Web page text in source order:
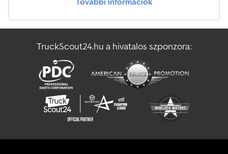
Egyéb Villástargoncák
Egyéb Önönkihordó
Egyéb Úthenger
TruckScout24.hu a hivatalos szponzora: